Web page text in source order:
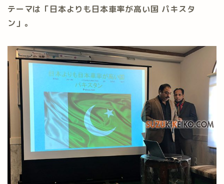
テーマは「日本よりも日本車率が高い国 パキスタ
ン」。